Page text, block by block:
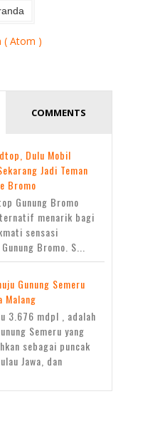
( Atom )
COMMENTS
Dulu Mobil
Jadi Teman
Bromo
Gunung Bromo
menarik bagi
sensasi
Bromo. S...
Gunung Semeru
Malang
3.676 mdpl , adalah
Semeru yang
sebagai puncak
Jawa, dan